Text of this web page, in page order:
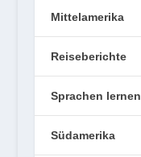
Mittelamerika
Reiseberichte
Sprachen lernen
Südamerika